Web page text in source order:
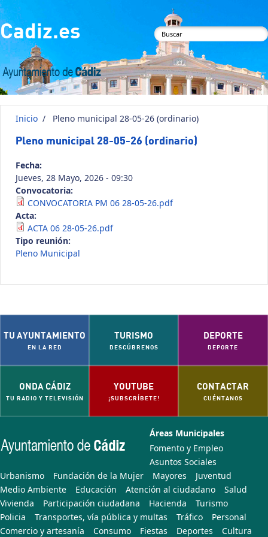
Pasar al contenido principal
Cadiz.es
Formulario de
búsqueda
Inicio / Pleno municipal 28-05-26 (ordinario)
Pleno municipal 28-05-26 (ordinario)
Fecha:
Jueves, 28 Mayo, 2026 - 09:30
Convocatoria:
CONVOCATORIA PM 06 28-05-26.pdf
Acta:
ACTA 06 28-05-26.pdf
Tipo reunión:
Pleno Municipal
TU AYUNTAMIENTO
EN LA RED
TURISMO
DESCÚBRENOS
DEPORTE
DEPORTE
ONDA CÁDIZ
TU RADIO Y TELEVISIÓN
YOUTUBE
¡SUBSCRÍBETE!
CONTACTAR
CUÉNTANOS
Áreas Municipales
Fomento y Empleo
Asuntos Sociales
Urbanismo
Fundación de la Mujer Mayores
Juventud
Medio Ambiente
Educación Atención al ciudadano
Salud
Vivienda
Participación ciudadana Hacienda
Turismo
Policia
Transportes, vía pública y multas Tráfico
Personal
Comercio y artesanía
Consumo Fiestas Deportes Cultura